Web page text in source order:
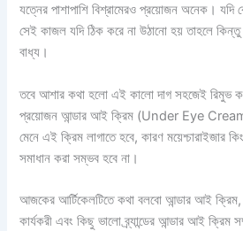
যত্নের পাশাপাশি বিশ্রামেরও প্রয়োজন অনেক।
সেই কাজল যদি ঠিক করে না উঠানো হয় তাহলে কিন্তু
বাধ্য।
তবে আশার কথা হলো এই কালো দাগ সহজেই রিমুভ
প্রয়োজন আন্ডার আই ক্রিম (Under Eye
মেনে এই ক্রিম লাগাতে হবে, কারণ ময়েশ্চারাইজার
সমাধান করা সম্ভব হবে না।
আজকের আর্টিকেলটিতে কথা বলবো আন্ডার আই ক্রিম,
কার্যকরী এবং কিছু ভালো ব্র্যান্ডের আন্ডার আই ক্রিম